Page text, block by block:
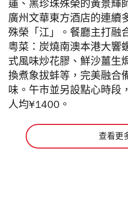
蓮、黑珍珠殊榮的黃景輝
廣州文華東方酒店的連續
殊榮「江」。餐廳主打融
粵菜：炭燒南澳本港大響
式風味炒花膠、鮮沙薑生
換煮象拔蚌等，完美融合
味。午市並另設點心時段
人均¥1400。
查看更